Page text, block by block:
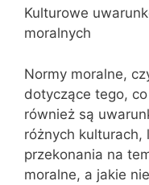
Kulturowe
moralnych
Normy moralne,
dotyczące tego,
również są
różnych kulturach,
przekonania na
moralne, a jakie